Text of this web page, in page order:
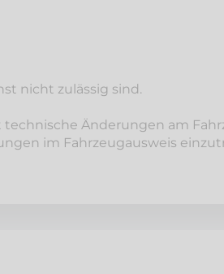
nicht zulässig sind.
Änderungen am
im Fahrzeugausweis